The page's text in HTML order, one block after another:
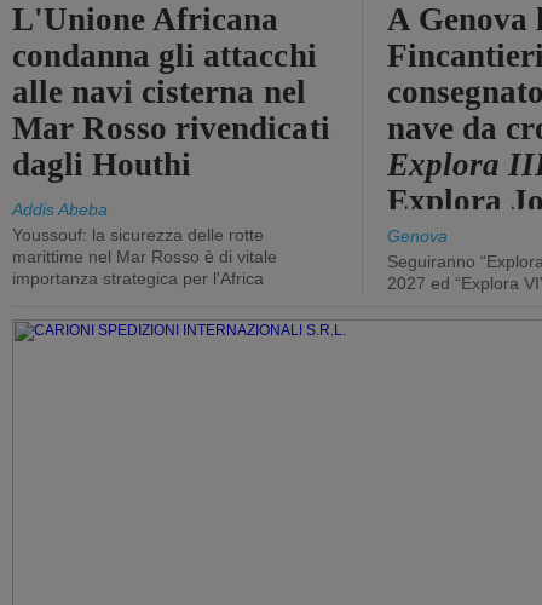
L'Unione Africana
condanna gli attacchi
alle navi cisterna nel
Mar Rosso rivendicati
dagli Houthi
Addis Abeba
Youssouf: la sicurezza delle rotte
marittime nel Mar Rosso è di vitale
importanza strategica per l'Africa
A Genova
nave da
Explora
Explora
Genova
Seguiranno
2027 ed “Explora